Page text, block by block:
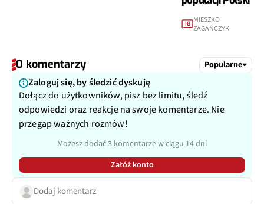
18 MIESZKO
ZAGAŃCZYK
0 komentarzy Popularne
Zaloguj się, by śledzić dyskuję
Dołącz do użytkowników, pisz bez limitu, śledź
odpowiedzi oraz reakcje na swoje komentarze. Nie
przegap ważnych rozmów!
Możesz dodać 3 komentarze w ciągu 14 dni
Załóż konto
Dodaj komentarz